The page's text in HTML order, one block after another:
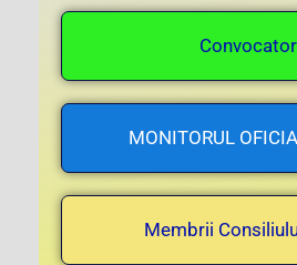
Convocator
MONITORUL
Membrii